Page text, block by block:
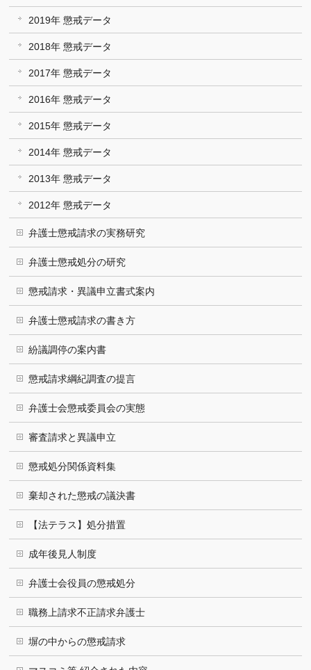
2019年 懲戒データ
2018年 懲戒データ
2017年 懲戒データ
2016年 懲戒データ
2015年 懲戒データ
2014年 懲戒データ
2013年 懲戒データ
2012年 懲戒データ
弁護士懲戒請求の実務研究
弁護士懲戒処分の研究
懲戒請求・異議申立書式案内
弁護士懲戒請求の書き方
紛議調停の案内書
懲戒請求綱紀調査の提言
弁護士会懲戒委員会の実態
審査請求と異議申立
懲戒処分関係資料集
棄却された懲戒の議決書
【法テラス】処分措置
成年後見人制度
弁護士会役員の懲戒処分
職務上請求不正請求弁護士
塀の中からの懲戒請求